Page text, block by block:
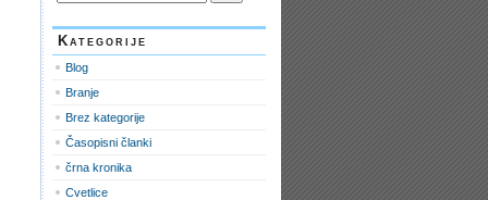
Kategorije
Blog
Branje
Brez kategorije
Časopisni članki
črna kronika
Cvetlice